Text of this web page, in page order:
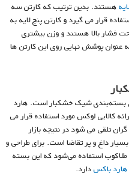
هستند. بدین ترتیب که کارتن سه
قرار می گیرد و کارتن پنج لایه به
فشار بالا هستند و وزن بیشتری
عنوان پوشش نهایی روی این کارتن ها
بسته‌بندی شیک خشکبار است. هارد
کالایی لوکس مورد استفاده قرار می
تلقی می شود در نتیجه بازار
داغ و پر تقاضا است. برای طراحی و
استفاده می‌شود که این بسته
هارد باکس دارد.